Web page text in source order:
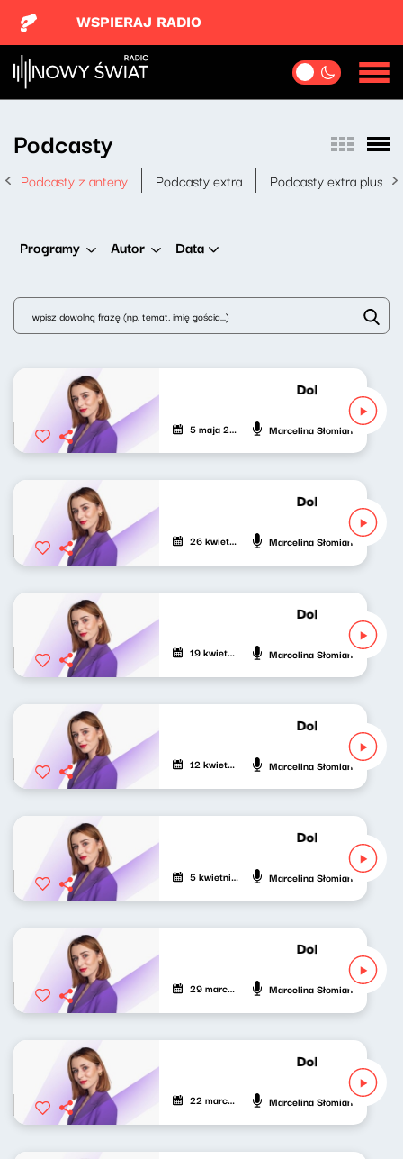
WSPIERAJ RADIO
Podcasty
Podcasty z anteny Podcasty extra Podcasty extra plus
Programy Autor Data
Dobrze
5 maja 2024 Marcelina Słomian
Dobrze
26 kwietnia 2024 Marcelina Słomian
Dobrze
19 kwietnia 2024 Marcelina Słomian
Dobrze
12 kwietnia 2024 Marcelina Słomian
Dobrze
5 kwietnia 2024 Marcelina Słomian
Dobrze
29 marca 2024 Marcelina Słomian
Dobrze
22 marca 2024 Marcelina Słomian